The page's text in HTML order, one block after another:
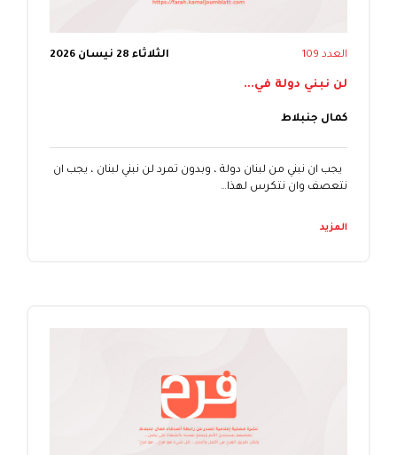
العدد 109 الثلاثاء 28 نيسان 2026
لن نبني دولة في...
كمال جنبلاط
يجب ان نبني من لبنان دولة ، وبدون تمرد لن نبني لبنان ، يجب ان
نتعصف وان نتكرس لهذا…
المزيد